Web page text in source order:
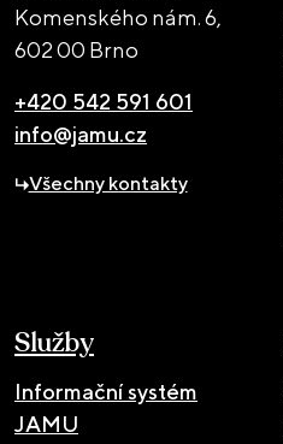
Komenského nám. 6,
602 00 Brno
+420 542 591 601
info@jamu.cz
Všechny kontakty
Služby
Informační systém
JAMU